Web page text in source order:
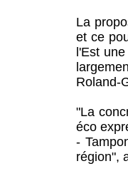
La
et ce
l'Est
Roland-
"La
éco
-
région",